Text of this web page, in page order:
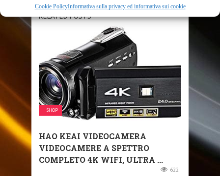
Cookie PolicyInformativa sulla privacy ed informativa sui cookie
RELATED POSTS
SHOP
HAO KEAI VIDEOCAMERA
VIDEOCAMERE A SPETTRO
COMPLETO 4K WIFI, ULTRA ...
622